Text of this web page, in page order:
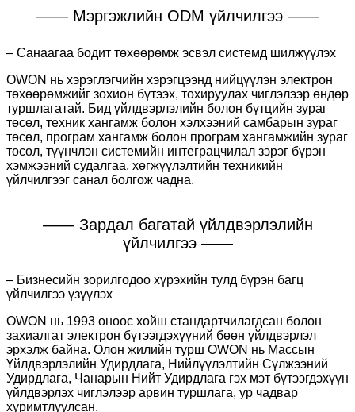
—— Мэргэжлийн ODM үйлчилгээ ——
– Санаагаа бодит төхөөрөмж эсвэл системд шилжүүлэх
OWON нь хэрэглэгчийн хэрэгцээнд нийцүүлэн электрон
төхөөрөмжийг зохион бүтээх, тохируулах чиглэлээр өндөр
туршлагатай. Бид үйлдвэрлэлийн болон бүтцийн зураг
төсөл, техник хангамж болон хэлхээний самбарын зураг
төсөл, програм хангамж болон програм хангамжийн зураг
төсөл, түүнчлэн системийн интеграцчилал зэрэг бүрэн
хэмжээний судалгаа, хөгжүүлэлтийн техникийн
үйлчилгээг санал болгож чадна.
—— Зардал багатай үйлдвэрлэлийн
үйлчилгээ ——
– Бизнесийн зорилгодоо хүрэхийн тулд бүрэн багц
үйлчилгээ үзүүлэх
OWON нь 1993 оноос хойш стандартчилагдсан болон
захиалгат электрон бүтээгдэхүүний бөөн үйлдвэрлэл
эрхэлж байна. Олон жилийн турш OWON нь Массын
Үйлдвэрлэлийн Удирдлага, Нийлүүлэлтийн Сүлжээний
Удирдлага, Чанарын Нийт Удирдлага гэх мэт бүтээгдэхүүн
үйлдвэрлэх чиглэлээр арвин туршлага, ур чадвар
хуримтлуулсан.